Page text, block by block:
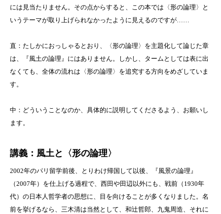
には見当たりません。その点からすると、この本では〈形の論理〉と
いうテーマが取り上げられなかったように見えるのですが……
直：たしかにおっしゃるとおり、〈形の論理〉を主題化して論じた章
は、『風土の論理』にはありません。しかし、タームとしては表に出
なくても、全体の流れは〈形の論理〉を追究する方向をめざしていま
す。
中：どういうことなのか、具体的に説明してくださるよう、お願いし
ます。
講義：風土と〈形の論理〉
2002年のパリ留学前後、とりわけ帰国して以後、『風景の論理』
（2007年）を仕上げる過程で、西田や田辺以外にも、戦前（ 1930年
代）の日本人哲学者の思想に、目を向けることが多くなりました。名
前を挙げるなら、三木清は当然として、和辻哲郎、九鬼周造、それに